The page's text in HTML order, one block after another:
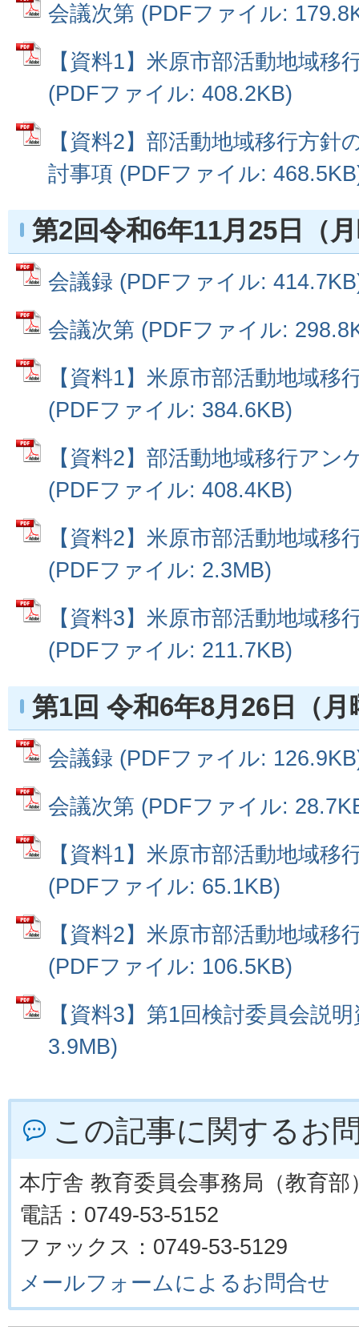
会議次第 (PDFファイル:
【資料1】米原市部活動地域移
(PDFファイル: 408.2KB)
【資料2】部活動地域移行方針
討事項 (PDFファイル:
第2回令和6年11月25日（
会議録 (PDFファイル:
会議次第 (PDFファイル:
【資料1】米原市部活動地域移
(PDFファイル: 384.6KB)
【資料2】部活動地域移行アン
(PDFファイル: 408.4KB)
【資料2】米原市部活動地域移
(PDFファイル: 2.3MB)
【資料3】米原市部活動地域移
(PDFファイル: 211.7KB)
第1回 令和6年8月26日（月
会議録 (PDFファイル:
会議次第 (PDFファイル:
【資料1】米原市部活動地域移
(PDFファイル: 65.1KB)
【資料2】米原市部活動地域移
(PDFファイル: 106.5KB)
【資料3】第1回検討委員会説
3.9MB)
この記事に関するお
本庁舎 教育委員会事務局（教育部
電話：0749-53-5152
ファックス：0749-53-5129
メールフォームによるお問合せ